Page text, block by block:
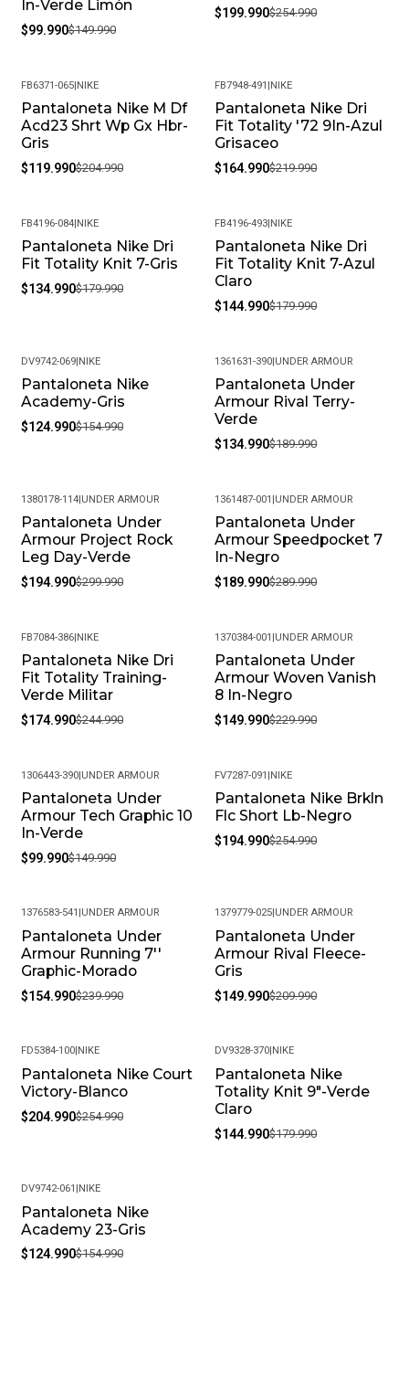
In-Verde Limón
$99.990$149.990
$199.990$254.990
-41%
FB6371-065|NIKE
Pantaloneta Nike M Df
Acd23 Shrt Wp Gx Hbr-
Gris
$119.990$204.990
-25%
FB7948-491 |NIKE
Pantaloneta Nike Dri
Fit Totality '72 9In-Azul
Grisaceo
$164.990$219.990
-25%
FB4196-084|NIKE
Pantaloneta Nike Dri
Fit Totality Knit 7-Gris
$134.990$179.990
-19%
FB4196-493|NIKE
Pantaloneta Nike Dri
Fit Totality Knit 7-Azul
Claro
$144.990$179.990
-19%
DV9742-069|NIKE
Pantaloneta Nike
Academy-Gris
$124.990$154.990
-29%
1361631-390|UNDER ARMOUR
Pantaloneta Under
Armour Rival Terry-
Verde
$134.990$189.990
-35%
1380178-114|UNDER ARMOUR
Pantaloneta Under
Armour Project Rock
Leg Day-Verde
$194.990$299.990
-34%
1361487-001 |UNDER ARMOUR
Pantaloneta Under
Armour Speedpocket 7
In-Negro
$189.990$289.990
-29%
FB7084-386|NIKE
Pantaloneta Nike Dri
Fit Totality Training-
Verde Militar
$174.990$244.990
-35%
1370384-001 |UNDER ARMOUR
Pantaloneta Under
Armour Woven Vanish
8 In-Negro
$149.990$229.990
-33%
1306443-390|UNDER ARMOUR
Pantaloneta Under
Armour Tech Graphic 10
In-Verde
$99.990$149.990
-24%
FV7287-091 |NIKE
Pantaloneta Nike Brkln
Flc Short Lb-Negro
$194.990$254.990
-35%
1376583-541 UNDER ARMOUR
Pantaloneta Under
Armour Running 7''
Graphic-Morado
$154.990$239.990
-29%
1379779-025 UNDER ARMOUR
Pantaloneta Under
Armour Rival Fleece-
Gris
$149.990$209.990
-20%
FD5384-100| NIKE
Pantaloneta Nike Court
Victory-Blanco
$204.990$254.990
-19%
DV9328-370 NIKE
Pantaloneta Nike
Totality Knit 9"-Verde
Claro
$144.990$179.990
-19%
DV9742-061 NIKE
Pantaloneta Nike
Academy 23-Gris
$124.990$154.990